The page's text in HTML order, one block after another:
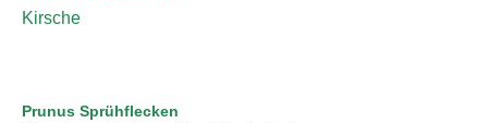
Prunus Sprühflecken